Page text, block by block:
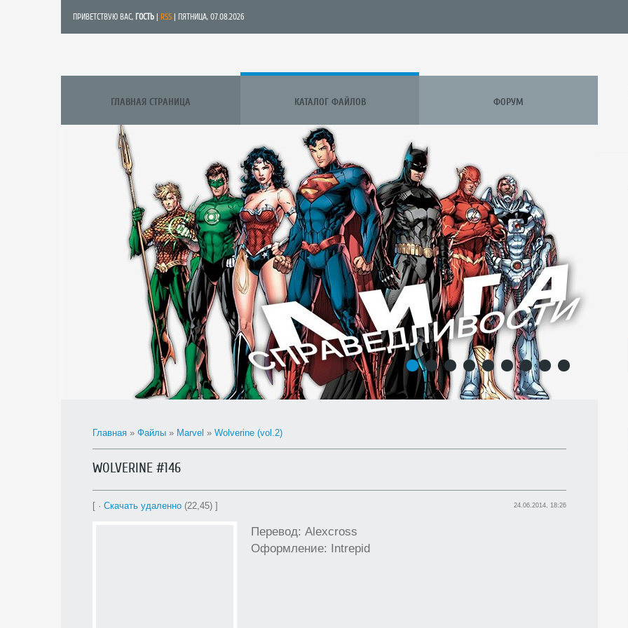
ПРИВЕТСТВУЮ ВАС, ГОСТЬ RSS | ПЯТНИЦА, 07.08.2026
ГЛАВНАЯ СТРАНИЦА КАТАЛОГ ФАЙЛОВ ФОРУМ
1
2 4 6 7
Главная » Файлы » Marvel » Wolverine (vol.2)
WOLVERINE #146
[ · Скачать удаленно (22,45) ] 24.06.2014, 18:26
Перевод: Alexcross
Оформление: Intrepid